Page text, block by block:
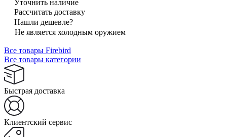
Уточнить наличие
Рассчитать доставку
Нашли дешевле?
Не является холодным оружием
Все товары Firebird
Все товары категории
Быстрая доставка
Клиентский сервис